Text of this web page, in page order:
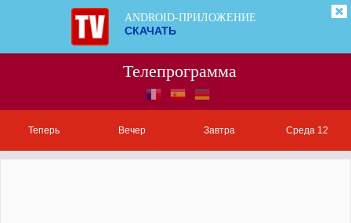
ANDROID-ПРИЛОЖЕНИЕ
СКАЧАТЬ
Телепрограмма
Теперь Вечер Завтра Среда 12